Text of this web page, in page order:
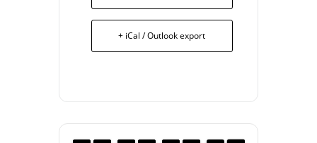
+ iCal / Outlook export